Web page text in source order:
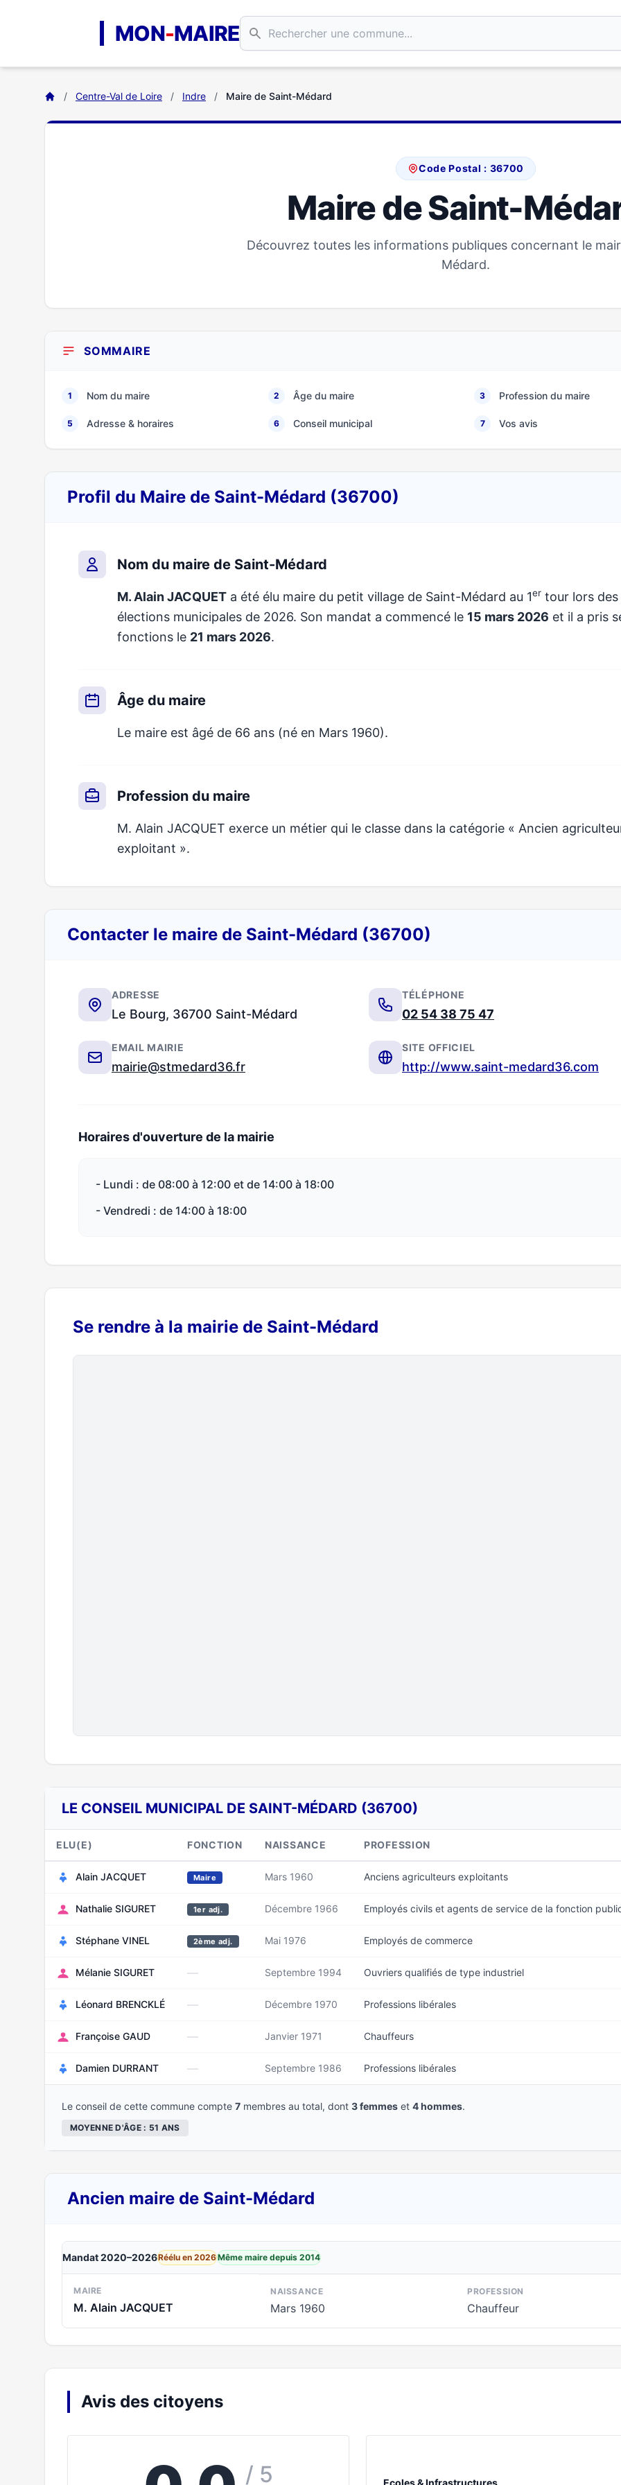
MON-MAIRE
/ Centre-Val de Loire / Indre / Maire de Saint-Médard
Code Postal : 36700
Maire de Saint-
Découvrez toutes les informations publiques concernant le
Médard.
SOMMAIRE
1 Nom du maire 2 Âge du maire 3 Profession du maire
5 Adresse & horaires 6 Conseil municipal 7 Vos avis
Profil du Maire de Saint-Médard (36700)
Nom du maire de Saint-Médard
M. Alain JACQUET a été élu maire du petit village de Saint-Médard au 1er tour lors des
élections municipales de 2026. Son mandat a commencé le 15 mars 2026 et il a pris
fonctions le 21 mars 2026.
Âge du maire
Le maire est âgé de 66 ans (né en Mars 1960).
Profession du maire
M. Alain JACQUET exerce un métier qui le classe dans la catégorie « Ancien
exploitant ».
Contacter le maire de Saint-Médard (36700)
ADRESSE
Le Bourg, 36700 Saint-Médard
TÉLÉPHONE
02 54 38 75 47
EMAIL MAIRIE
mairie@stmedard36.fr
SITE OFFICIEL
http://www.saint-medard36.com
Horaires d'ouverture de la mairie
- Lundi : de 08:00 à 12:00 et de 14:00 à 18:00
- Vendredi : de 14:00 à 18:00
Se rendre à la mairie de Saint-Médard
LE CONSEIL MUNICIPAL DE SAINT-MÉDARD (36700)
ELU(E) FONCTION NAISSANCE PROFESSION
Alain JACQUET Maire Mars 1960 Anciens agriculteurs exploitants
Nathalie SIGURET 1er adj. Décembre 1966 Employés civils et agents de service de la fonction
Stéphane VINEL 2ème adj. Mai 1976 Employés de commerce
Mélanie SIGURET — Septembre 1994 Ouvriers qualifiés de type industriel
Léonard BRENCKLÉ — Décembre 1970 Professions libérales
Françoise GAUD — Janvier 1971 Chauffeurs
Damien DURRANT — Septembre 1986 Professions libérales
Le conseil de cette commune compte 7 membres au total, dont 3 femmes et 4 hommes.
MOYENNE D'ÂGE : 51 ANS
Ancien maire de Saint-Médard
Mandat 2020–2026Réélu en 2026Même maire depuis 2014
MAIRE
M. Alain JACQUET
NAISSANCE
Mars 1960
PROFESSION
Chauffeur
Avis des citoyens
/ 5 Ecoles & Infrastructures